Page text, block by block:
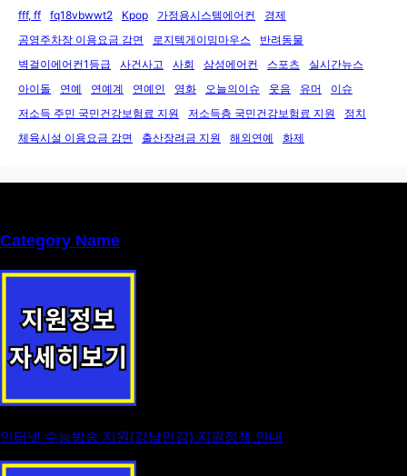
fff, ff fq18vbwwt2 Kpop 가정용시스템에어컨
경제
공영주차장 이용요금 감면
로지텍게이밍마우스
반려동물
벽걸이에어컨1등급
사건사고 사회 삼성에어컨 스포츠
실시간뉴스
아이돌
연예 연예계 연예인 영화 오늘의이슈 웃음 유머
이슈
저소득 주민 국민건강보험료 지원
저소득층 국민건강보험료 지원
정치
체육시설 이용요금 감면
출산장려금 지원 해외연예 화제
Category Name
인터넷 수능방송 지원(강남인강) 지원정책 안내